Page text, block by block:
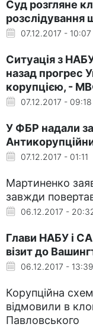
Суд розгляне
розслідування
07.12.2017 - 10:07
Ситуація з
назад прогрес
корупцією, -
07.12.2017 - 09:18
У ФБР надали
07.12.2017 - 01:11
Мартиненко
завжди
06.12.2017 -
Глави НАБУ і
візит до
06.12.2017 - 13:39
Корупційна
відмовили в
Павловського